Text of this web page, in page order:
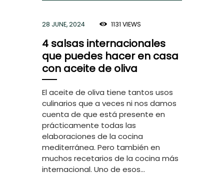
28 JUNE, 2024 1131 VIEWS
4 salsas internacionales
que puedes hacer en casa
con aceite de oliva
El aceite de oliva tiene tantos usos
culinarios que a veces ni nos damos
cuenta de que está presente en
prácticamente todas las
elaboraciones de la cocina
mediterránea. Pero también en
muchos recetarios de la cocina más
internacional. Uno de esos...